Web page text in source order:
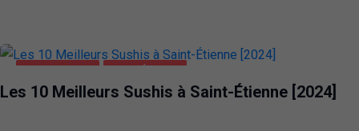
Les 10 Meilleurs Sushis à Saint-Étienne [2024]